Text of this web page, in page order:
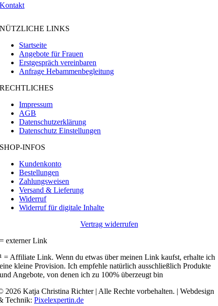
Kontakt
NÜTZLICHE LINKS
Startseite
Angebote für Frauen
Erstgespräch vereinbaren
Anfrage Hebammenbegleitung
RECHTLICHES
Impressum
AGB
Datenschutzerklärung
Datenschutz Einstellungen
SHOP-INFOS
Kundenkonto
Bestellungen
Zahlungsweisen
Versand & Lieferung
Widerruf
Widerruf für digitale Inhalte
Vertrag widerrufen
= externer Link
¹ = Affiliate Link. Wenn du etwas über meinen Link kaufst, erhalte ich
eine kleine Provision. Ich empfehle natürlich ausschließlich Produkte
und Angebote, von denen ich zu 100% überzeugt bin
2026 Katja Christina Richter | Alle Rechte vorbehalten. | Webdesign
Technik:Pixelexpertin.de